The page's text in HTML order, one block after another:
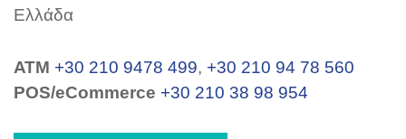
Ελλάδα
ΑΤΜ +30 210 9478 499, +30 210 94 78 560
POS/eCommerce +30 210 38 98 954